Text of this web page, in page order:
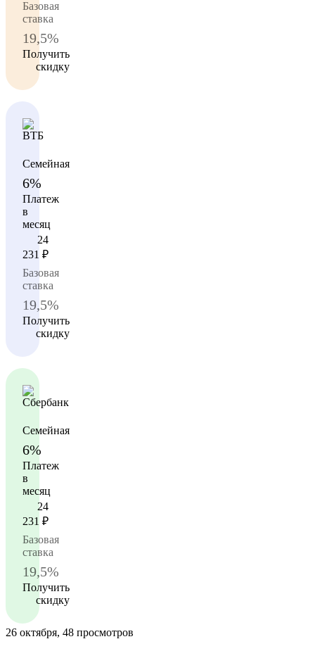
Базовая
ставка
19,5%
Получить
скидку
Семейная
6%
Платеж
в
месяц
24
231 ₽
Базовая
ставка
19,5%
Получить
скидку
Семейная
6%
Платеж
в
месяц
24
231 ₽
Базовая
ставка
19,5%
Получить
скидку
26 октября, 48 просмотров